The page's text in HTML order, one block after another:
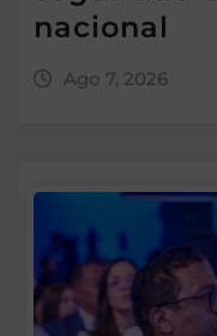
nacional
Ago 7, 2026